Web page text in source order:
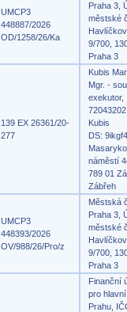
UMCP3
448887/2026
OD/1258/26/Ka
Praha 3,
městské
9/700,
Praha 3
139 EX 26361/20-
277
Kubis
Mgr. -
exekutor,
Kubis
DS:
náměstí
789 01
Zábřeh
UMCP3
448393/2026
OV/988/26/Pro/z
Městská
Praha 3,
městské
9/700,
Praha 3
Finanční
pro
Prahu,